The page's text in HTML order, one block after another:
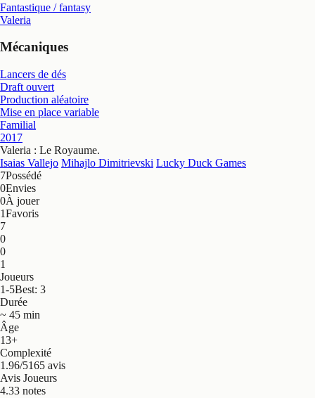
Fantastique / fantasy
Valeria
Mécaniques
Lancers de dés
Draft ouvert
Production aléatoire
Mise en place variable
Familial
2017
Valeria : Le Royaume.
Isaias Vallejo Mihajlo Dimitrievski Lucky Duck Games
7Possédé
0Envies
0À jouer
1Favoris
7
0
0
1
Joueurs
1-5Best: 3
Durée
~ 45 min
Âge
13+
Complexité
1.96/5165 avis
Avis Joueurs
4.33 notes